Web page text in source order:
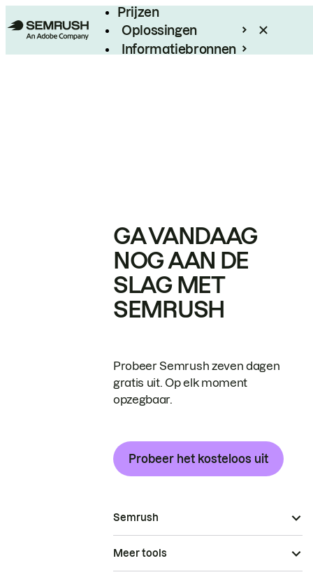
Prijzen
Oplossingen
Informatiebronnen
GA VANDAAG
NOG AAN DE
SLAG MET
SEMRUSH
Probeer Semrush zeven dagen
gratis uit. Op elk moment
opzegbaar.
Probeer het kosteloos uit
Semrush
Meer tools